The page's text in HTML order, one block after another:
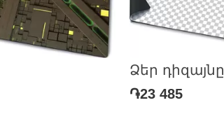
Ձեր դիզայնը
֏23 485